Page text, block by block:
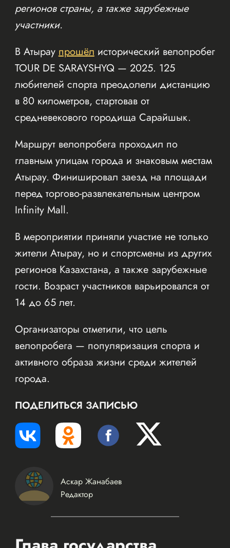
регионов страны, а также зарубежные
участники.
В Атыраупрошёлисторический велопробег
TOUR DE SARAYSHYQ — 2025. 125
любителей спорта преодолели дистанцию
в 80 километров, стартовав от
средневекового городища Сарайшык.
Маршрут велопробега проходил по
главным улицам города и знаковым местам
Атырау. Финишировал заезд на площади
перед торгово-развлекательным центром
Infinity Mall.
В мероприятии приняли участие не только
жители Атырау, но и спортсмены из других
регионов Казахстана, а также зарубежные
гости. Возраст участников варьировался от
14 до 65 лет.
Организаторы отметили, что цель
велопробега — популяризация спорта и
активного образа жизни среди жителей
города.
ПОДЕЛИТЬСЯ ЗАПИСЬЮ
Аскар Жанабаев
Редактор